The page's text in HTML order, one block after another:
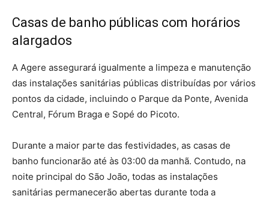
Casas de banho públicas com horários
alargados
A Agere assegurará igualmente a limpeza e manutenção
das instalações sanitárias públicas distribuídas por vários
pontos da cidade, incluindo o Parque da Ponte, Avenida
Central, Fórum Braga e Sopé do Picoto.
Durante a maior parte das festividades, as casas de
banho funcionarão até às 03:00 da manhã. Contudo, na
noite principal do São João, todas as instalações
sanitárias permanecerão abertas durante toda a